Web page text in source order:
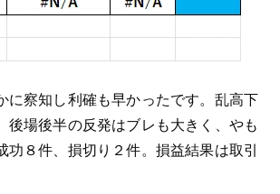
察知し利確も早かったです。乱高下
場後半の反発はブレも大きく、やも
８件、損切り２件。損益結果は取引